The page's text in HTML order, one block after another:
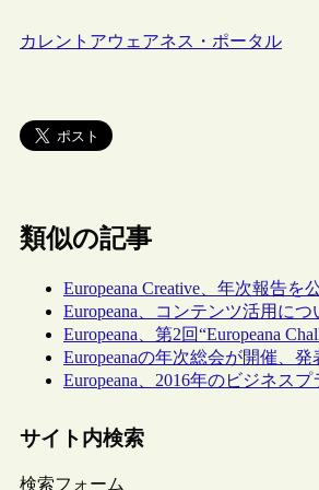
カレントアウェアネス・ポータル
類似の記事
Europeana Creative、年次報告を
Europeana、コンテンツ活用に
Europeana、第2回“Europeana
Europeanaの年次総会が開催、
Europeana、2016年のビジネス
サイト内検索
検索フォーム